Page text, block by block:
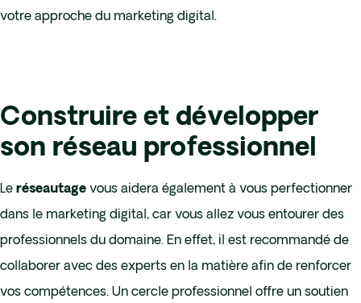
votre approche du marketing digital.
Construire et développer
son réseau professionnel
Le réseautage vous aidera également à vous perfectionner
dans le marketing digital, car vous allez vous entourer des
professionnels du domaine. En effet, il est recommandé de
collaborer avec des experts en la matière afin de renforcer
vos compétences. Un cercle professionnel offre un soutien